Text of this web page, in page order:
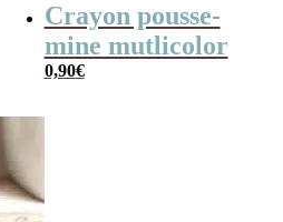
Crayon pousse-
mine mutlicolor
0,90€